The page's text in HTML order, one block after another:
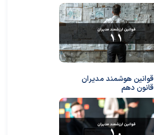
قوانین هوشمند مدیران
قانون دهم